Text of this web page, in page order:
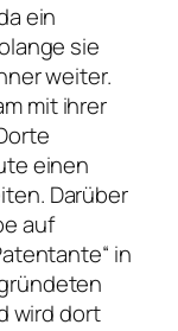
ein
sie
weiter.
mit ihrer
einen
Darüber
auf
in
wird dort